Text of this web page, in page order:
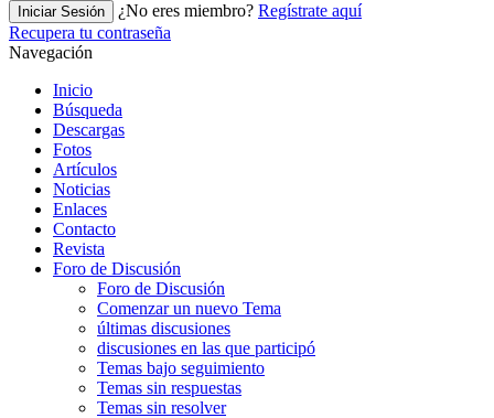
Iniciar Sesión ¿No eres miembro? Regístrate aquí
Recupera tu contraseña
Navegación
Inicio
Búsqueda
Descargas
Fotos
Artículos
Noticias
Enlaces
Contacto
Revista
Foro de Discusión
Foro de Discusión
Comenzar un nuevo Tema
últimas discusiones
discusiones en las que participó
Temas bajo seguimiento
Temas sin respuestas
Temas sin resolver